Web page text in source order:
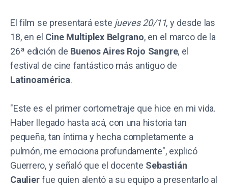
El film se presentará este jueves 20/11, y desde las
18, en el Cine Multiplex Belgrano, en el marco de la
26ª edición de Buenos Aires Rojo Sangre, el
festival de cine fantástico más antiguo de
Latinoamérica.
"Este es el primer cortometraje que hice en mi vida.
Haber llegado hasta acá, con una historia tan
pequeña, tan íntima y hecha completamente a
pulmón, me emociona profundamente", explicó
Guerrero, y señaló que el docente Sebastián
Caulierfue quien alentó a su equipo a presentarlo al